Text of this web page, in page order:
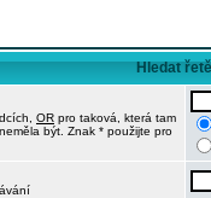
Hledat
OR pro taková, která tam
být. Znak * použijte pro